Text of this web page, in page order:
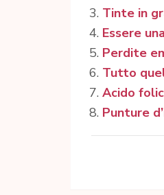
Tinte in
Essere
Perdite
Tutto
Acido
Punture